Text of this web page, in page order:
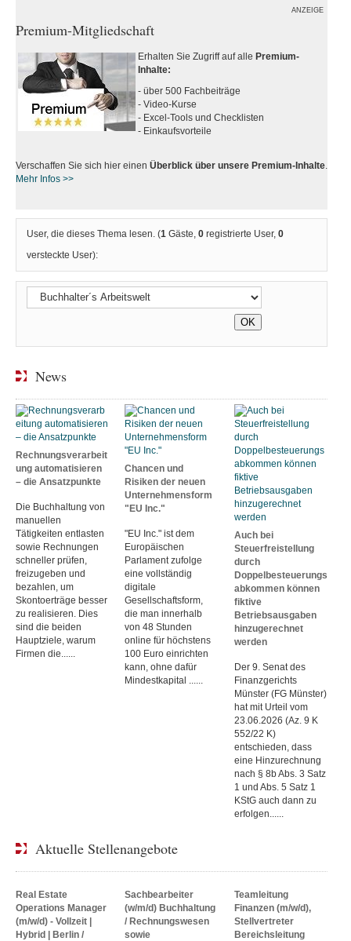
ANZEIGE
Premium-Mitgliedschaft
Erhalten Sie Zugriff auf alle Premium-
Inhalte:
- über 500 Fachbeiträge
- Video-Kurse
- Excel-Tools und Checklisten
- Einkaufsvorteile
Verschaffen Sie sich hier einen Überblick über unsere Premium-Inhalte
Mehr Infos >>
User, die dieses Thema lesen. (1 Gäste,0 registrierte User,0
versteckte User):
News
Rechnungsverarbeit
ung automatisieren
– die Ansatzpunkte
Die Buchhaltung von
manuellen
Tätigkeiten entlasten
sowie Rechnungen
schneller prüfen,
freizugeben und
bezahlen, um
Skontoerträge besser
zu realisieren. Dies
sind die beiden
Hauptziele, warum
Firmen die......
Chancen und
Risiken der neuen
Unternehmensform
"EU Inc."
"EU Inc." ist dem
Europäischen
Parlament zufolge
eine vollständig
digitale
Gesellschaftsform,
die man innerhalb
von 48 Stunden
online für höchstens
100 Euro einrichten
kann, ohne dafür
Mindestkapital ......
Auch bei
Steuerfreistellung
durch
Doppelbesteuerungs
abkommen können
fiktive
Betriebsausgaben
hinzugerechnet
werden
Der 9. Senat des
Finanzgerichts
Münster (FG Münster)
hat mit Urteil vom
23.06.2026 (Az. 9 K
552/22 K)
entschieden, dass
eine Hinzurechnung
nach § 8b Abs. 3 Satz
1 und Abs. 5 Satz 1
KStG auch dann zu
erfolgen......
Aktuelle Stellenangebote
Real Estate
Operations Manager
(m/w/d) - Vollzeit |
Hybrid | Berlin /
Sachbearbeiter
(w/m/d) Buchhaltung
/ Rechnungswesen
sowie
Teamleitung
Finanzen (m/w/d),
Stellvertreter
Bereichsleitung